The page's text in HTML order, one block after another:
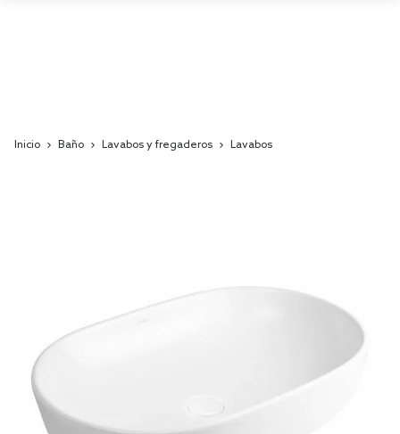
Inicio Baño Lavabos y fregaderos Lavabos
images
gallery